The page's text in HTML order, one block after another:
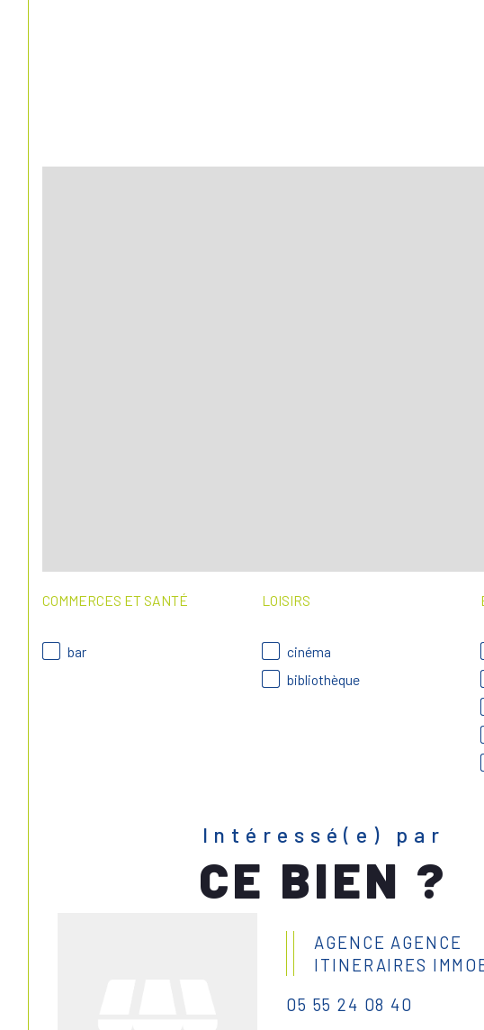
COMMERCES ET SANTÉ
bar
LOISIRS
cinéma
bibliothèque
Intéressé(e) par
CE BIEN ?
AGENCE AGENCE
ITINERAIRES
05 55 24 08 40